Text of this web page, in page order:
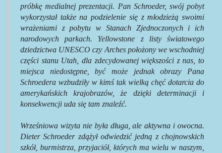
próbkę medialnej prezentacji. Pan Schroeder, swój pobyt
wykorzystał także na podzielenie się z młodzieżą swoimi
wrażeniami z pobytu w Stanach Zjednoczonych i ich
narodowych parkach. Yellowstone z listy światowego
dziedzictwa UNESCO czy Arches położony we wschodniej
części stanu Utah, dla zdecydowanej większości z nas, to
miejsca niedostępne, być może jednak obrazy Pana
Schroedera wzbudziły w kimś tak wielką chęć dotarcia do
amerykańskich krajobrazów, że dzięki determinacji i
konsekwencji uda się tam znaleźć.
Wrześniowa wizyta nie była długa, ale aktywna i owocna.
Dieter Schroeder zdążył odwiedzić jedną z chojnowskich
szkół, burmistrza, przyjaciół, których ma wielu w naszym,